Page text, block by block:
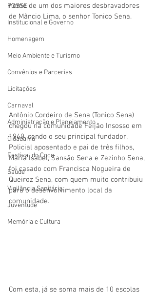
POSSE
Institucional e Governo
Homenagem
Meio Ambiente e Turismo
Convênios e Parcerias
Licitações
Carnaval
Administração e Planejamento
Cidadania
Festival do Coco
Saúde
Vigilãncia Sanitária
Juventude
Memória e Cultura
nome de um dos maiores desbravadores
de Mâncio Lima, o senhor Tonico Sena.
Antônio Cordeiro de Sena (Tonico Sena)
chegou na comunidade Feijão Insosso em
1960, sendo o seu principal fundador.
Policial aposentado e pai de três filhos,
Maria Isabel, Sansão Sena e Zezinho Sena,
foi casado com Francisca Nogueira de
Queiroz Sena, com quem muito contribuiu
para o desenvolvimento local da
comunidade.
Com esta, já se soma mais de 10 escolas